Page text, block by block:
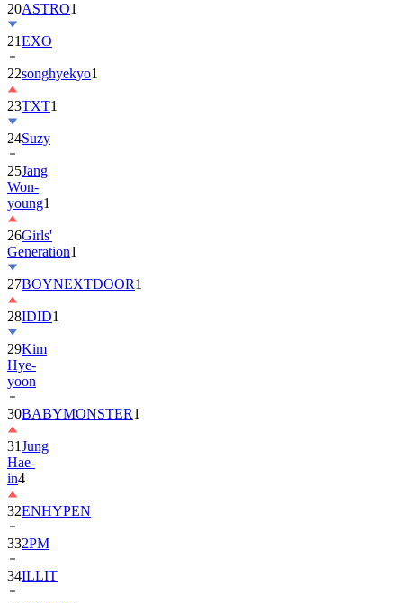
21EXO
22songhyekyo
23TXT1
24Suzy
25Jang
Won-
young1
26Girls'
Generation
27BOYNEXTDOOR
28IDID1
29Kim
Hye-
yoon
30BABYMONSTER
31Jung
Hae-
in4
32ENHYPEN
332PM
34ILLIT
35ATEEZ